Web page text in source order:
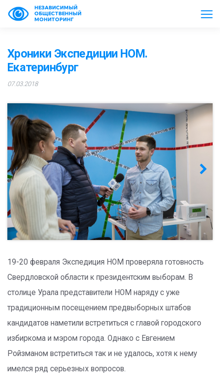
НЕЗАВИСИМЫЙ
ОБЩЕСТВЕННЫЙ
МОНИТОРИНГ
Хроники Экспедиции НОМ.
Екатеринбург
07.03.2018
19-20 февраля Экспедиция НОМ проверяла готовность
Свердловской области к президентским выборам. В
столице Урала представители НОМ наряду с уже
традиционным посещением предвыборных штабов
кандидатов наметили встретиться с главой городского
избиркома и мэром города. Однако с Евгением
Ройзманом встретиться так и не удалось, хотя к нему
имелся ряд серьезных вопросов.